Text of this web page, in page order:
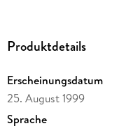
Produktdetails
Erscheinungsdatum
25. August 1999
Sprache